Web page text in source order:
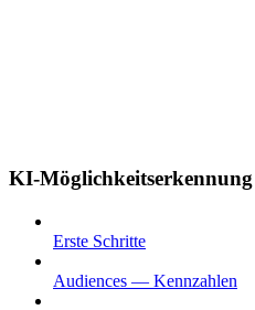
KI-Möglichkeitserkennung
Erste Schritte
Audiences — Kennzahlen